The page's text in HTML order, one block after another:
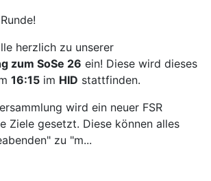
herzlich zu unserer
zum SoSe 26 ein! Diese wird dieses
16:15 im HID stattfinden.
ersammlung wird ein neuer FSR
Ziele gesetzt. Diese können alles
zu "m...